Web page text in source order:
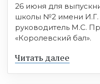
26 июня для
школы №2 имени И.Г.
руководитель М.С.
«Королевский бал».
Читать далее